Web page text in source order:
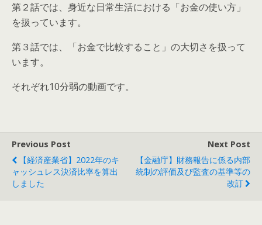
第２話では、身近な日常生活における「お金の使い方」
を扱っています。
第３話では、「お金で比較すること」の大切さを扱って
います。
それぞれ10分弱の動画です。
Previous Post
【経済産業省】2022年のキ
ャッシュレス決済比率を算出
しました
Next Post
【金融庁】財務報告に係る内部
統制の評価及び監査の基準等の
改訂